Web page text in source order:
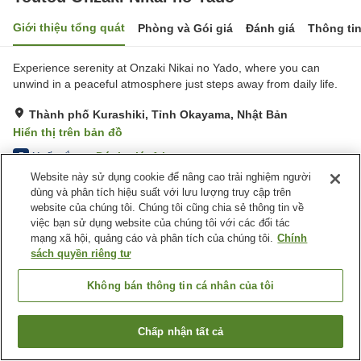
Giới thiệu tổng quát Phòng và Gói giá Đánh giá Thông
Experience serenity at Onzaki Nikai no Yado, where you can
unwind in a peaceful atmosphere just steps away from daily life.
Thành phố Kurashiki, Tỉnh Okayama, Nhật Bản
Hiển thị trên bản đồ
5 Xuất sắc Đánh giá:1lượt
Tiện nghi chỗ nghỉ
Wi-Fi
Hoàn toàn không hút thuốc
Nước nóng (có sẵn 24/7)
Bình nóng lạnh
Nhật Bản Tỉnh Okayama
Thành phố Kurashiki
Toutou Onzaki Nikai no Yado
Tìm phòng trống
Website này sử dụng cookie để nâng cao trải nghiệm người
dùng và phân tích hiệu suất với lưu lượng truy cập trên
website của chúng tôi. Chúng tôi cũng chia sẻ thông tin về
việc bạn sử dụng website của chúng tôi với các đối tác
mạng xã hội, quảng cáo và phân tích của chúng tôi. Chính
sách quyền riêng tư
Không bán thông tin cá nhân của tôi
Chấp nhận tất cả